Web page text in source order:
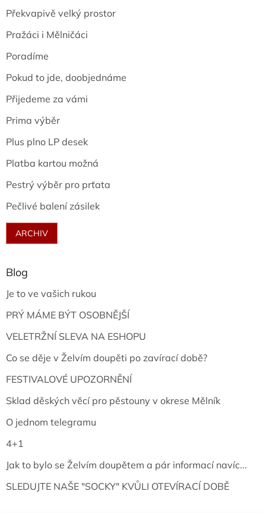
Překvapivě velký prostor
Pražáci i Mělničáci
Poradíme
Pokud to jde, doobjednáme
Přijedeme za vámi
Prima výběr
Plus plno LP desek
Platba kartou možná
Pestrý výběr pro prťata
Pečlivé balení zásilek
ARCHIV
Blog
Je to ve vašich rukou
PRÝ MÁME BÝT OSOBNĚJŠÍ
VELETRŽNÍ SLEVA NA ESHOPU
Co se děje v Želvím doupěti po zavírací době?
FESTIVALOVÉ UPOZORNĚNÍ
Sklad děských věcí pro pěstouny v okrese Mělník
O jednom telegramu
4+1
Jak to bylo se Želvím doupětem a pár informací navíc...
SLEDUJTE NAŠE "SOCKY" KVŮLI OTEVÍRACÍ DOBĚ